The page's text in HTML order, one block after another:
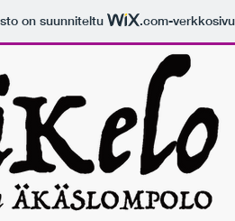
on suunniteltu .com-